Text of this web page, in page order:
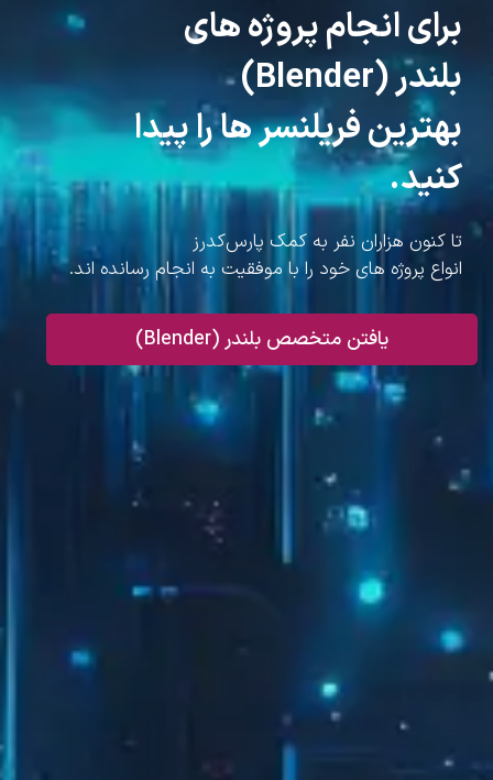
برای انجام پروژه های
بلندر (Blender)
بهترین فریلنسر ها را پیدا
کنید.
تا کنون هزاران نفر به کمک پارس‌کدرز
انواع پروژه های خود را با موفقیت به انجام رسانده اند.
یافتن متخصص بلندر (Blender)